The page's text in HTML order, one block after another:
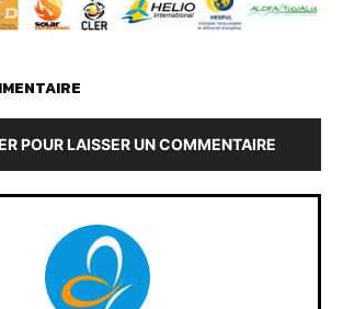
POUR LAISSER UN COMMENTAIRE